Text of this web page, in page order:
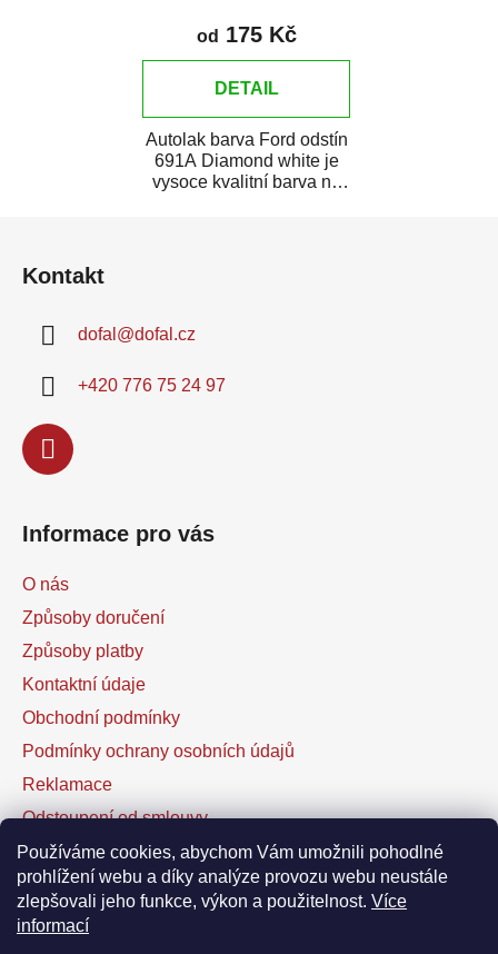
Používáme cookies, abychom Vám umožnili pohodlné
prohlížení webu a díky analýze provozu webu neustále
zlepšovali jeho funkce, výkon a použitelnost. Více
informací
od 175 Kč
DETAIL
Autolak barva Ford odstín
691A Diamond white je
vysoce kvalitní barva na
Kontakt
dofal @dofal.cz
+420 776 75 24 97
Informace pro vás
O nás
Způsoby doručení
Způsoby platby
Kontaktní údaje
Obchodní podmínky
Podmínky ochrany osobních údajů
Reklamace
Odstoupení od smlouvy
Kontaktní formulář
Facebook